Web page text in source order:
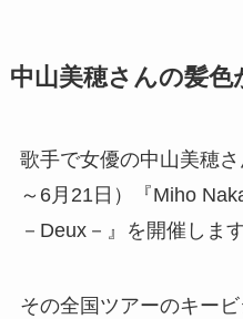
中山美穂さんの髪色
歌手で女優の中山美穂
～6月21日）『Miho
－Deux－』を開催します
その全国ツアーのキー